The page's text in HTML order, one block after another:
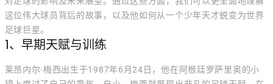
这位伟大球员背后的故事，以及他如何从一个少年天才蜕变为世界
足球巨星。
1、早期天赋与训练
莱昂内尔·梅西出生于1987年6月24日，他在阿根廷罗萨里奥的小